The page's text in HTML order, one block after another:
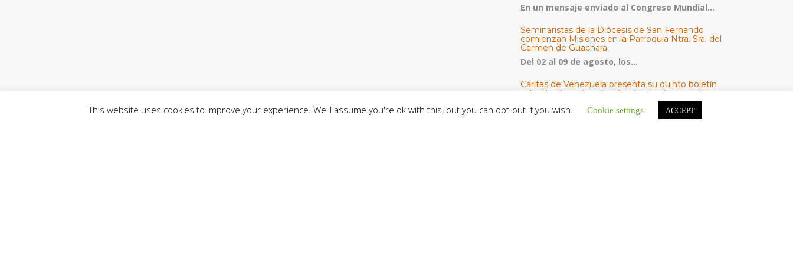
En un mensaje enviado al Congreso Mundial...
Seminaristas de la Diócesis de San Fernando
comienzan Misiones en la Parroquia Ntra. Sra. del
Carmen de Guachara
Del 02 al 09 de agosto, los...
Cáritas de Venezuela presenta su quinto boletín
sobre la atención a familias tras los terremotos
Cáritas de Venezuela publicó este martes 4...
This website uses cookies to improve your experience. We'll assume you're ok with this, but you can opt-out if you wish. Cookie settings ACCEPT